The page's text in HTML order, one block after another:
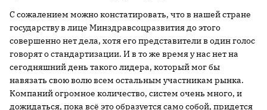
С сожалением можно констатировать, что в нашей стране
государству в лице Минздравсоцразвития до этого
совершенно нет дела, хотя его представители в один голос
говорят о стандартизации. И в то же время у нас нет на
сегодняшний день такого лидера, который мог бы
навязать свою волю всем остальным участникам рынка.
Компаний огромное количество, систем очень много, и
дожидаться, пока всё это образуется само собой, придется